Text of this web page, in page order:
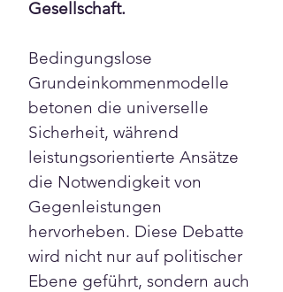
Gesellschaft.
Bedingungslose
Grundeinkommenmodelle
betonen die universelle
Sicherheit, während
leistungsorientierte Ansätze
die Notwendigkeit von
Gegenleistungen
hervorheben. Diese Debatte
wird nicht nur auf politischer
Ebene geführt, sondern auch